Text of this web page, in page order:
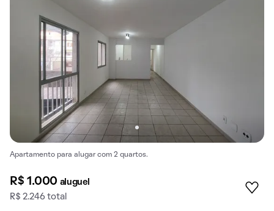
Apartamento para alugar com 2 quartos.
R$ 1.000 aluguel
R$ 2.246 total